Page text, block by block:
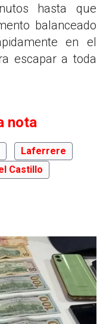
hasta que
balanceado
en el
escapar a toda
nota
Laferrere
Castillo